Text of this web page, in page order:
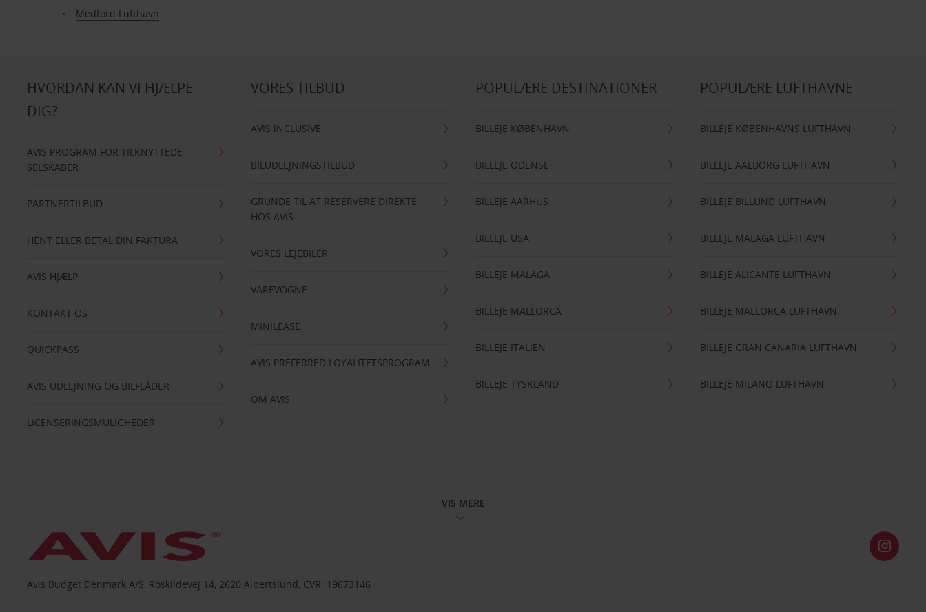
Medford Lufthavn
HVORDAN KAN VI HJÆLPE
DIG?
AVIS PROGRAM FOR TILKNYTTEDE
SELSKABER
PARTNERTILBUD
HENT ELLER BETAL DIN FAKTURA
AVIS HJÆLP
KONTAKT OS
QUICKPASS
AVIS UDLEJNING OG BILFLÅDER
LICENSERINGSMULIGHEDER
VORES TILBUD
AVIS INCLUSIVE
BILUDLEJNINGSTILBUD
GRUNDE TIL AT RESERVERE DIREKTE
HOS AVIS
VORES LEJEBILER
VAREVOGNE
MINILEASE
AVIS PREFERRED LOYALITETSPROGRAM
OM AVIS
POPULÆRE DESTINATIONER
BILLEJE KØBENHAVN
BILLEJE ODENSE
BILLEJE AARHUS
BILLEJE USA
BILLEJE MALAGA
BILLEJE MALLORCA
BILLEJE ITALIEN
BILLEJE TYSKLAND
POPULÆRE LUFTHAVNE
BILLEJE KØBENHAVNS LUFTHAVN
BILLEJE AALBORG LUFTHAVN
BILLEJE BILLUND LUFTHAVN
BILLEJE MALAGA LUFTHAVN
BILLEJE ALICANTE LUFTHAVN
BILLEJE MALLORCA LUFTHAVN
BILLEJE GRAN CANARIA LUFTHAVN
BILLEJE MILANO LUFTHAVN
VIS MERE
Avis Budget Denmark A/S, Roskildevej 14, 2620 Albertslund, CVR: 19673146